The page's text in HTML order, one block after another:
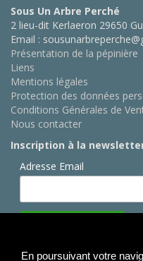
En poursuivant votre
Sous Un Arbre Perché
2 lieu-dit Kerlaeron 29650
Email :
Présentation de la pépinière
Liens
Mentions légales
Protection des données
Conditions Générales de
Nous contacter
Inscription à la
Adresse Email
pour des